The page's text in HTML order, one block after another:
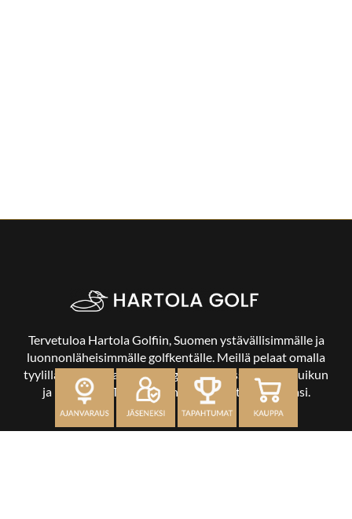
Tervetuloa Hartola Golfiin, Suomen ystävällisimmälle ja
luonnonläheisimmälle golfkentälle. Meillä pelaat omalla
tyylilläsi ja tasollasi – ja bongaat halutessasi vaikka uikun
ja kuikankin. Tärkeintä on, että nautit vierailustasi.